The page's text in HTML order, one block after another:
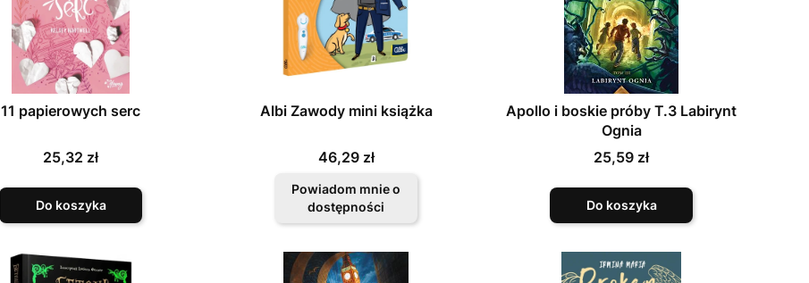
11 papierowych serc
Cena
25,32 zł
Do koszyka
Albi Zawody mini książka
Cena
46,29 zł
Powiadom mnie o
dostępności
Apollo i boskie próby T.3 Labirynt
Ognia
Cena
25,59 zł
Do koszyka